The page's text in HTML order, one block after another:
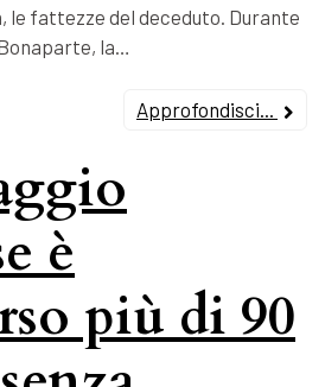
le fattezze del deceduto. Durante
la…
Approfondisci...
è
più di 90